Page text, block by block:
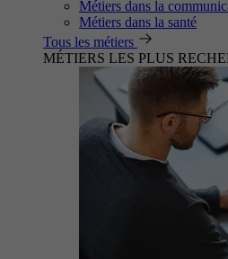
Métiers dans la
Métiers dans la santé
Tous les métiers
MÉTIERS LES PLUS